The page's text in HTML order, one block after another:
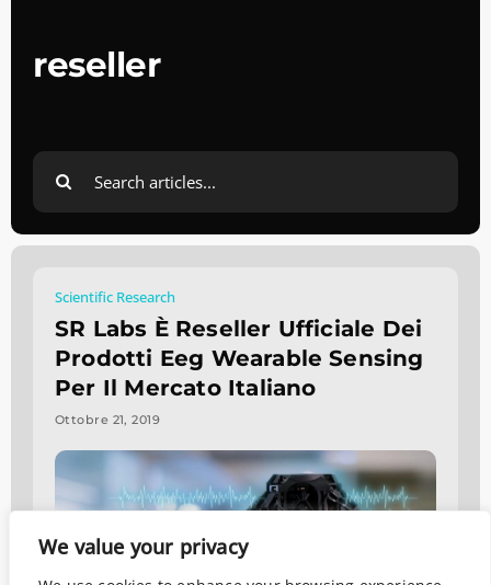
We value your privacy
reseller
Search
for:
Scientific Research
SR Labs È Reseller Ufficiale Dei
Prodotti Eeg Wearable Sensing
Per Il Mercato Italiano
Ottobre 21, 2019